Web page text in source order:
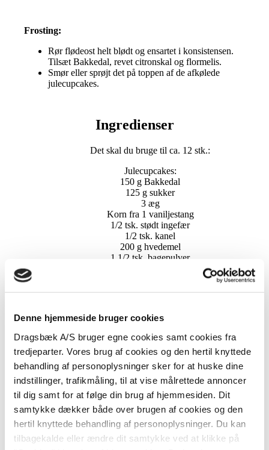
Denne hjemmeside bruger cookies
Dragsbæk A/S bruger egne cookies samt cookies fra
tredjeparter. Vores brug af cookies og den hertil knyttede
behandling af personoplysninger sker for at huske dine
indstillinger, trafikmåling, til at vise målrettede annoncer
til dig samt for at følge din brug af hjemmesiden. Dit
samtykke dækker både over brugen af cookies og den
hertil knyttede behandling af personoplysninger. Du kan
tilbagekalde eller ændre dit samtykke ved at klikke på
Frosting:
Rør flødeost helt blødt og ensartet i konsistensen.
Tilsæt Bakkedal, revet citronskal og flormelis.
Smør eller sprøjt det på toppen af de afkølede
julecupcakes.
Ingredienser
Det skal du bruge til ca. 12 stk.:
Julecupcakes:
150 g Bakkedal
125 g sukker
3 æg
Korn fra 1 vaniljestang
1/2 tsk. stødt ingefær
1/2 tsk. kanel
200 g hvedemel
1 1/2 tsk. bagepulver
60 g Bakkedal
Revet skal af ½ økologisk eller
usprøjtet citron
180 g flormelis